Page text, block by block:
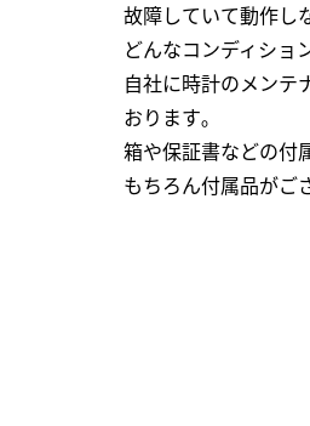
故障していて動作し
どんなコンディショ
自社に時計のメンテ
おります｡
箱や保証書などの付
もちろん付属品がご